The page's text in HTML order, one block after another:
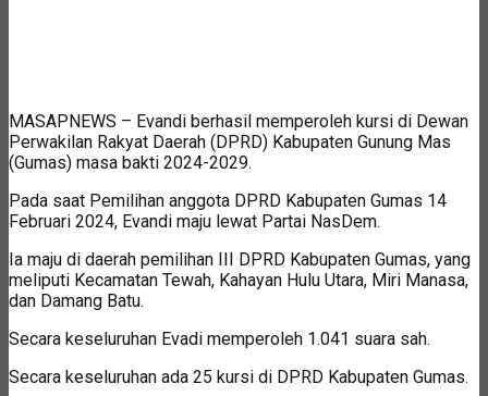
MASAPNEWS – Evandi berhasil memperoleh kursi di Dewan
Perwakilan Rakyat Daerah (DPRD) Kabupaten Gunung Mas
(Gumas) masa bakti 2024-2029.
Pada saat Pemilihan anggota DPRD Kabupaten Gumas 14
Februari 2024, Evandi maju lewat Partai NasDem.
Ia maju di daerah pemilihan III DPRD Kabupaten Gumas, yang
meliputi Kecamatan Tewah, Kahayan Hulu Utara, Miri Manasa,
dan Damang Batu.
Secara keseluruhan Evadi memperoleh 1.041 suara sah.
Secara keseluruhan ada 25 kursi di DPRD Kabupaten Gumas.